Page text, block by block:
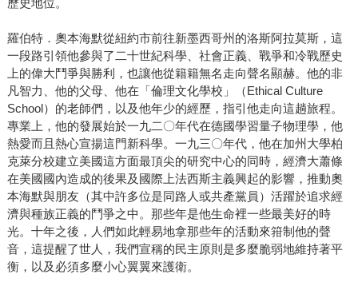
羅伯特．奧本海默從紐約市前往新墨西哥州的洛斯阿拉莫斯，這
一段路引領他參與了二十世紀科學、社會正義、戰爭和冷戰歷史
上的偉大鬥爭與勝利，也讓他從籍籍無名走向聲名顯赫。他的非
凡智力、他的父母、他在「倫理文化學校」（Ethical Culture
School）的老師們，以及他年少的經歷，指引他走向這趟旅程。
專業上，他的發展始於一九二〇年代在德國學習量子物理學，他
熱愛而且熱心宣揚這門新科學。一九三〇年代，他在加州大學柏
克萊分校建立美國這方面最頂尖的研究中心的同時，經濟大蕭條
在美國國內造成的後果及國際上法西斯主義興起的影響，推動奧
本海默與朋友（其中許多位是同路人或共產黨員）活躍於追求經
濟與種族正義的鬥爭之中。那些年是他生命裡一些最美好的時
光。十年之後，人們如此輕易地拿那些年的活動來箝制他的聲
音，這提醒了世人，我們宣稱的民主原則是多麼脆弱地維持著平
衡，以及必須多麼小心翼翼來護衛。